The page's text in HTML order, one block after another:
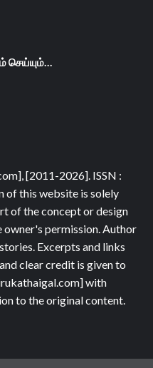
செய்யும்…
[2011-2026]. ISSN :
of this website is solely
of the concept or design
permission. Author
Excerpts and links
clear credit is given to
with
to the original content.